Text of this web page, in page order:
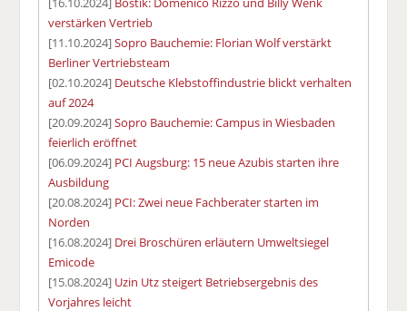
verstärken Vertrieb
[11.10.2024]Sopro Bauchemie: Florian Wolf verstärkt
Berliner Vertriebsteam
[02.10.2024] Deutsche Klebstoffindustrie blickt verhalten
auf 2024
[20.09.2024]Sopro Bauchemie: Campus in Wiesbaden
feierlich eröffnet
[06.09.2024] PCI Augsburg: 15 neue Azubis starten ihre
Ausbildung
[20.08.2024] PCI: Zwei neue Fachberater starten im
Norden
[16.08.2024] Drei Broschüren erläutern Umweltsiegel
Emicode
[15.08.2024] Uzin Utz steigert Betriebsergebnis des
Vorjahres leicht